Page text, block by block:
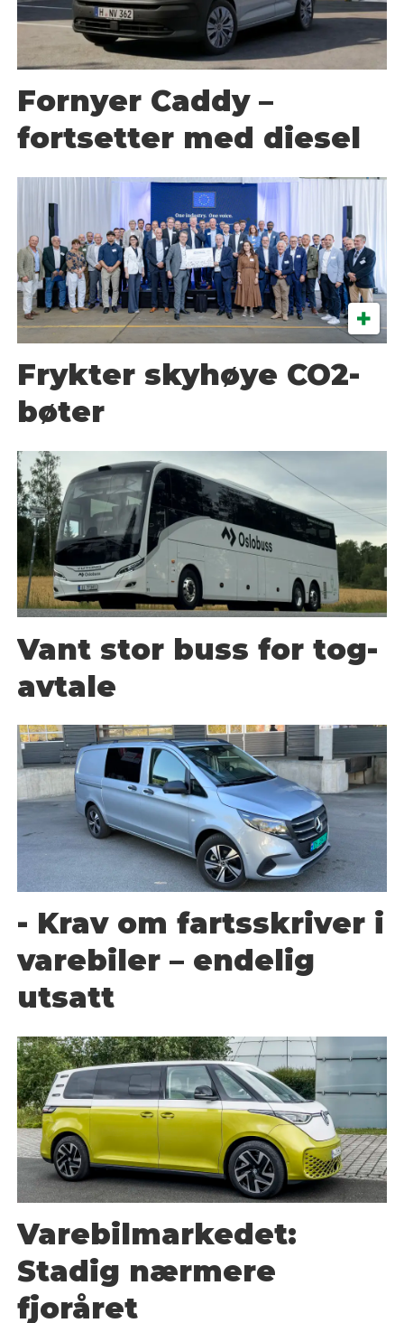
Fornyer Caddy –
fortsetter med diesel
Frykter skyhøye CO2-
bøter
Vant stor buss for tog-
avtale
- Krav om fartsskriver i
varebiler – endelig
utsatt
Varebilmarkedet:
Stadig nærmere
fjoråret